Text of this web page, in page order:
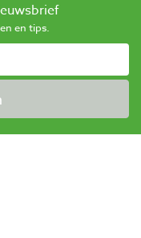
en tips.